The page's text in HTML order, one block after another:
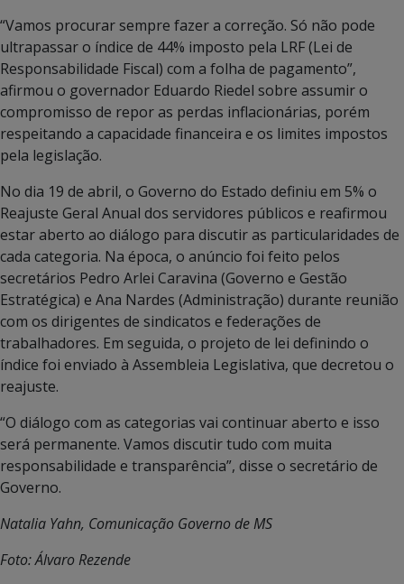
“Vamos procurar sempre fazer a correção. Só não pode
ultrapassar o índice de 44% imposto pela LRF (Lei de
Responsabilidade Fiscal) com a folha de pagamento”,
afirmou o governador Eduardo Riedel sobre assumir o
compromisso de repor as perdas inflacionárias, porém
respeitando a capacidade financeira e os limites impostos
pela legislação.
No dia 19 de abril, o Governo do Estado definiu em 5% o
Reajuste Geral Anual dos servidores públicos e reafirmou
estar aberto ao diálogo para discutir as particularidades de
cada categoria. Na época, o anúncio foi feito pelos
secretários Pedro Arlei Caravina (Governo e Gestão
Estratégica) e Ana Nardes (Administração) durante reunião
com os dirigentes de sindicatos e federações de
trabalhadores. Em seguida, o projeto de lei definindo o
índice foi enviado à Assembleia Legislativa, que decretou o
reajuste.
“O diálogo com as categorias vai continuar aberto e isso
será permanente. Vamos discutir tudo com muita
responsabilidade e transparência”, disse o secretário de
Governo.
Natalia Yahn, Comunicação Governo de MS
Foto: Álvaro Rezende